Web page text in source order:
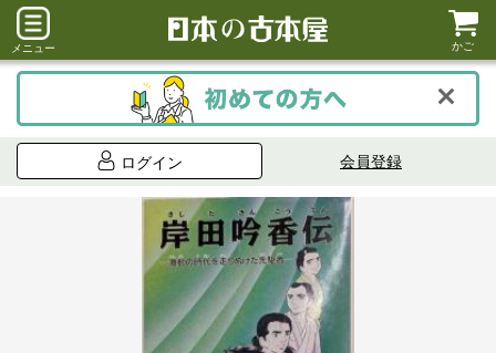
メニュー かご
ログイン 会員登録